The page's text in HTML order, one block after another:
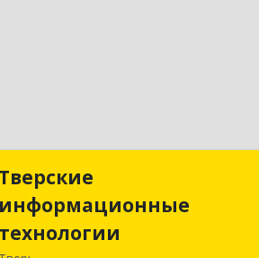
Тверские
информационные
технологии
информационные